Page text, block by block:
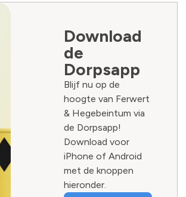
Download
de
Dorpsapp
Blijf nu op de
hoogte van Ferwert
& Hegebeintum via
de Dorpsapp!
Download voor
iPhone of Android
met de knoppen
hieronder.